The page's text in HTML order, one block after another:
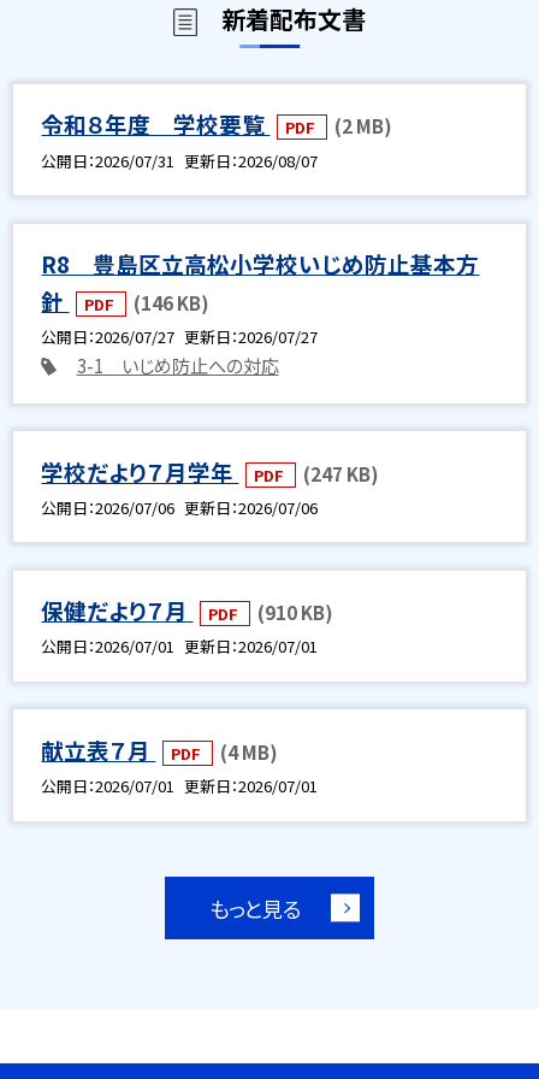
新着配布文書
令和８年度 学校要覧 PDF (2 MB)
公開日 2026/07/31 更新日 2026/08/07
R8 豊島区立高松小学校いじめ防止基本方
針
PDF (146 KB)
公開日 2026/07/27 更新日 2026/07/27
3-1 いじめ防止への対応
学校だより７月学年 PDF (247 KB)
公開日 2026/07/06 更新日 2026/07/06
保健だより７月 PDF (910 KB)
公開日 2026/07/01 更新日 2026/07/01
献立表７月 PDF (4 MB)
公開日 2026/07/01 更新日 2026/07/01
もっと見る